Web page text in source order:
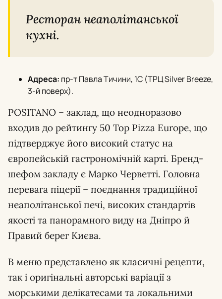
Ресторан неаполітанської
кухні.
Адреса: пр-т Павла Тичини, 1C (ТРЦ Silver Breeze,
3-й поверх).
POSITANO – заклад, що неодноразово
входив до рейтингу 50 Top Pizza Europe, що
підтверджує його високий статус на
європейській гастрономічній карті. Бренд-
шефом закладу є Марко Черветті. Головна
перевага піцерії – поєднання традиційної
неаполітанської печі, високих стандартів
якості та панорамного виду на Дніпро й
Правий берег Києва.
В меню представлено як класичні рецепти,
так і оригінальні авторські варіації з
морськими делікатесами та локальними